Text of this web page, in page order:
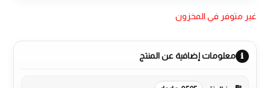
غير متوفر في المخزون
معلومات إضافية عن المنتج